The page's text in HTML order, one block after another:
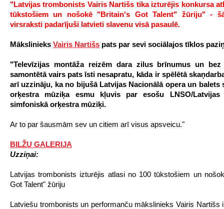
"Latvijas trombonists Vairis Nartišs tika izturējis konkursa
tūkstošiem un nošokē "Britain's Got Talent" žūriju" -
virsraksti padarījuši latvieti slavenu visā pasaulē.
Mākslinieks Vairis Nartišs pats par sevi sociālajos tīklos
"Televīzijas montāža reizēm dara zilus brīnumus un
samontētā vairs pats īsti nesapratu, kāda ir spēlētā
arī uzzināju, ka no bijušā Latvijas Nacionālā opera un balets
orķestra mūziķa esmu kļuvis par esošu LNSO/Latvijas
simfoniskā orķestra mūziķi.
Ar to par šausmām sev un citiem arī visus apsveicu."
BILŽU GALERIJA
Uzziņai:
Latvijas trombonists izturējis atlasi no 100 tūkstošiem un
Got Talent" žūriju
Latviešu trombonists un performanču mākslinieks Vairis Nartišs